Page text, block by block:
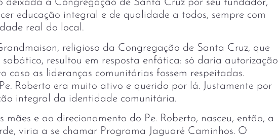
deixada à Congregação de Santa Cruz por seu fundador,
educação integral e de qualidade a todos, sempre com
real do local.
religioso da Congregação de Santa Cruz, que
resultou em resposta enfática: só daria autorização
as lideranças comunitárias fossem respeitadas.
Roberto era muito ativo e querido por lá. Justamente por
integral da identidade comunitária.
e ao direcionamento do Pe. Roberto, nasceu, então, a
viria a se chamar Programa Jaguaré Caminhos. O